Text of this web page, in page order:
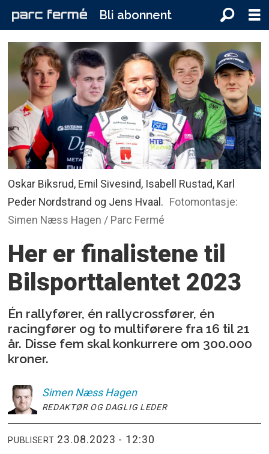
Bli abonnent
Oskar Biksrud, Emil Sivesind, Isabell Rustad, Karl
Peder Nordstrand og Jens Hvaal. Fotomontasje:
Simen Næss Hagen / Parc Fermé
Her er finalistene til
Bilsporttalentet 2023
Én rallyfører, én rallycrossfører, én
racingfører og to multiførere fra 16 til 21
år. Disse fem skal konkurrere om 300.000
kroner.
Simen Næss Hagen
REDAKTØR OG DAGLIG LEDER
PUBLISERT 23.08.2023 - 12:30